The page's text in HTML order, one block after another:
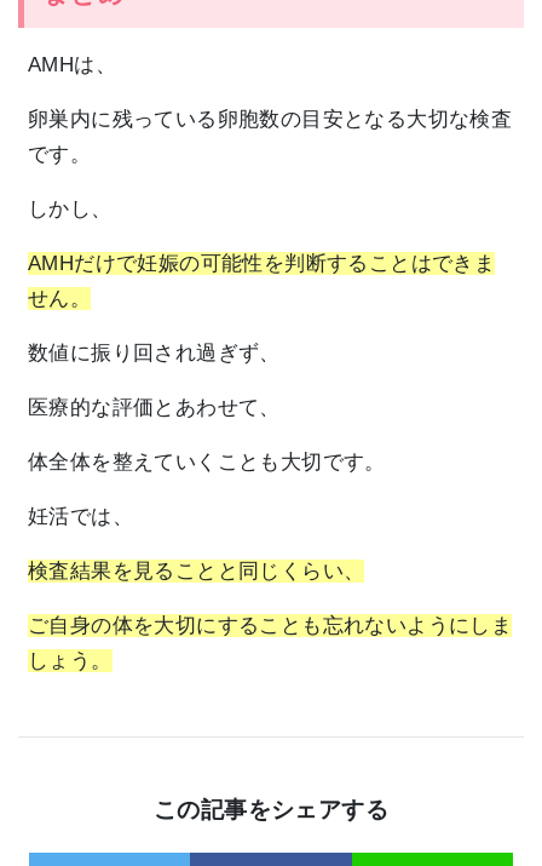
AMHは、
卵巣内に残っている卵胞数の目安となる大切な検査
です。
しかし、
AMHだけで妊娠の可能性を判断することはできま
せん。
数値に振り回され過ぎず、
医療的な評価とあわせて、
体全体を整えていくことも大切です。
妊活では、
検査結果を見ることと同じくらい、
ご自身の体を大切にすることも忘れないようにしま
しょう。
この記事をシェアする